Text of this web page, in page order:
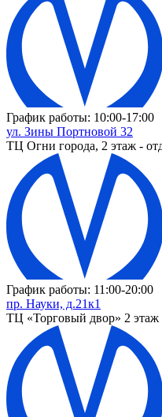
График работы: 10:00-17:00
ул. Зины Портновой 32
ТЦ Огни города, 2 этаж -
График работы: 11:00-20:00
пр. Науки, д.21к1
ТЦ «Торговый двор» 2